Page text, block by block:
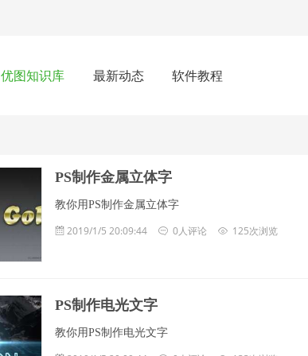
优图知识库 最新动态 软件教程
PS制作金属立体字
教你用PS制作金属立体字
2019/1/5 20:09:44 0人评论 125次浏览
PS制作电光文字
教你用PS制作电光文字